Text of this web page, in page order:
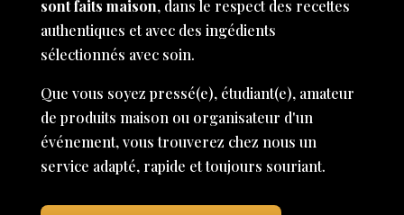
sont faits maison, dans le respect des recettes
authentiques et avec des ingédients
sélectionnés avec soin.
Que vous soyez pressé(e), étudiant(e), amateur
de produits maison ou organisateur d'un
événement, vous trouverez chez nous un
service adapté, rapide et toujours souriant.